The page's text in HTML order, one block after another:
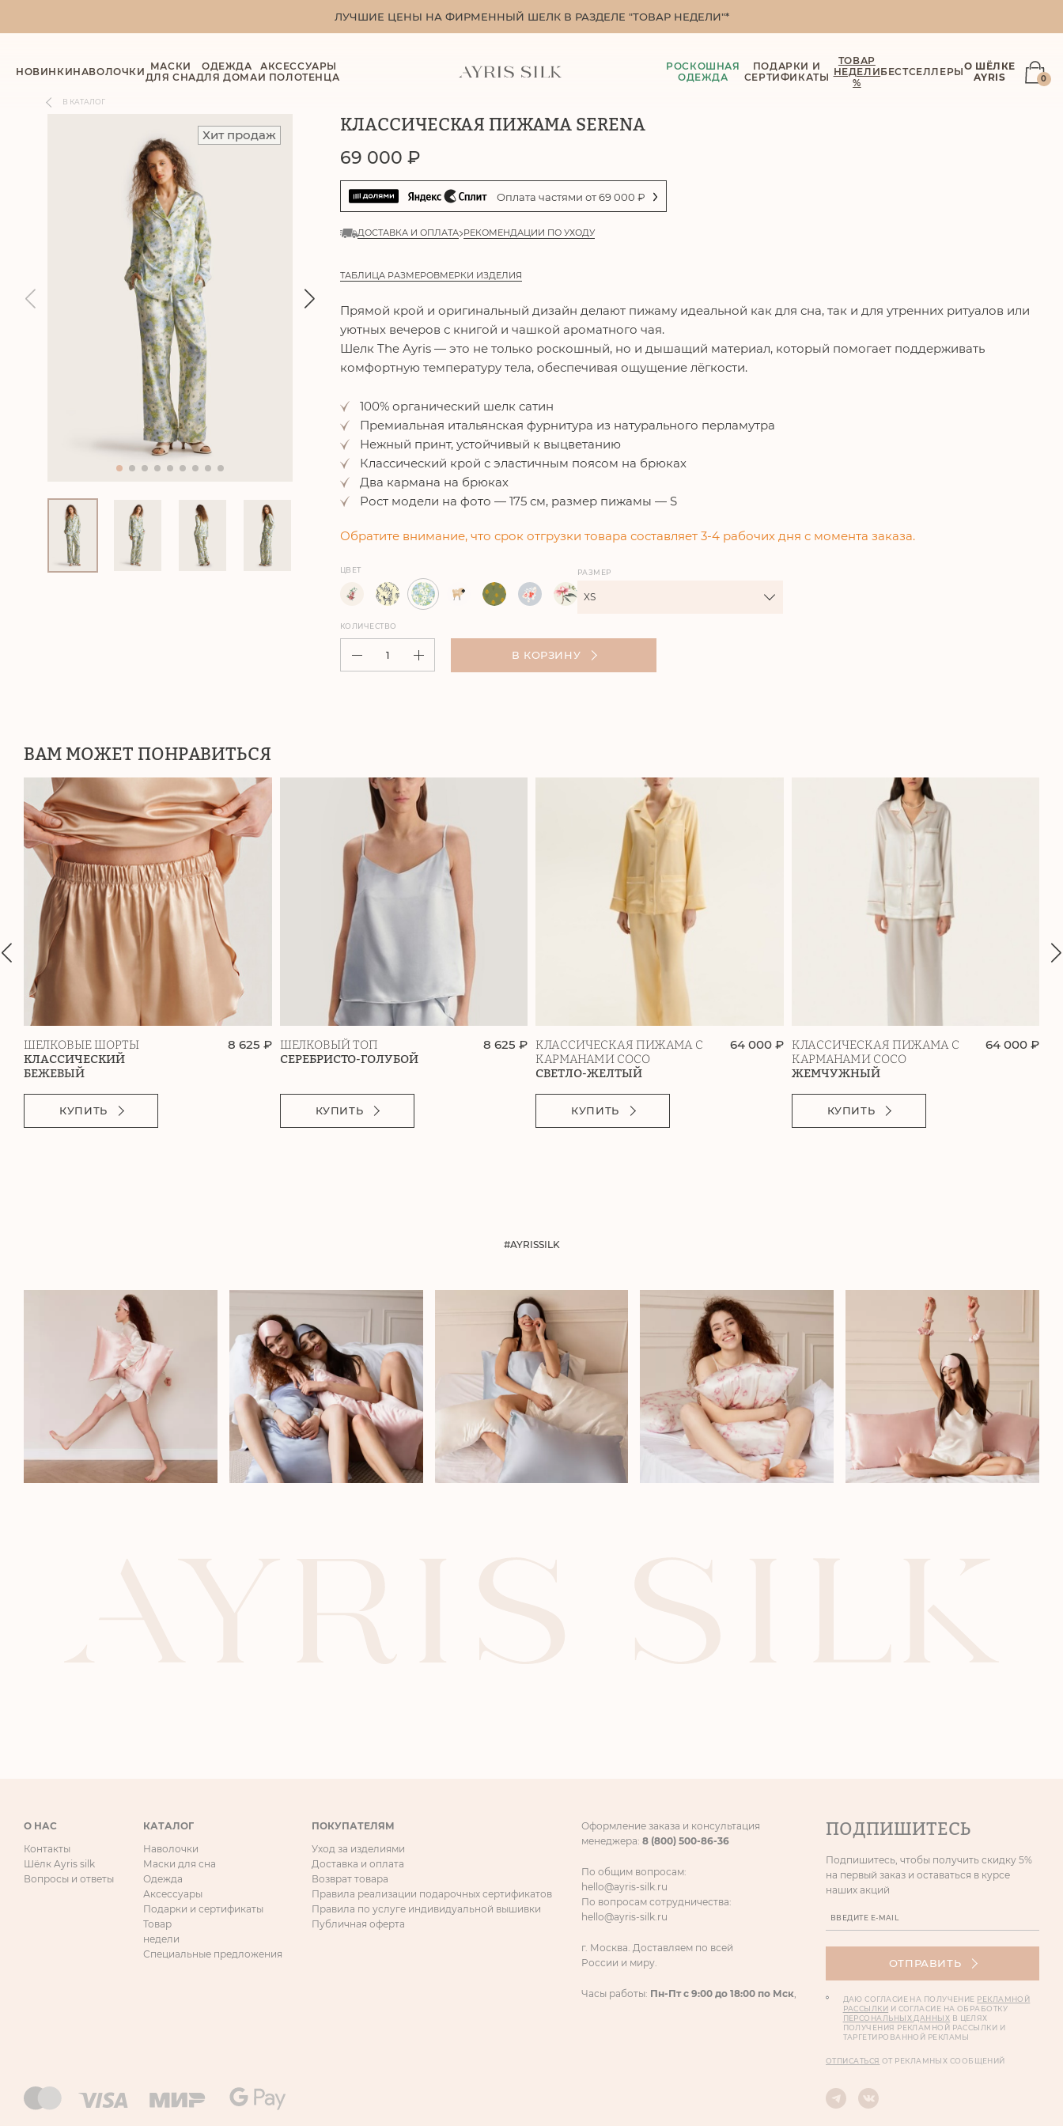
ЛУЧШИЕ ЦЕНЫ НА ФИРМЕННЫЙ ШЕЛК В РАЗДЕЛЕ "ТОВАР НЕДЕЛИ"*
НОВИНКИНАВОЛОЧКИ МАСКИ
ДЛЯ СНА
ОДЕЖДА
ДЛЯ ДОМА
АКСЕССУАРЫ
И ПОЛОТЕНЦА
РОСКОШНАЯ
ОДЕЖДА
ПОДАРКИ И
СЕРТИФИКАТЫ
ТОВАР
НЕДЕЛИ
%
БЕСТСЕЛЛЕРЫО ШЁЛКЕ
AYRIS
0
В КАТАЛОГ
Хит продаж
КЛАССИЧЕСКАЯ ПИЖАМА SERENA
69 000 ₽
Оплата частями от69 000 ₽
ДОСТАВКА И ОПЛАТА РЕКОМЕНДАЦИИ ПО УХОДУ
ТАБЛИЦА РАЗМЕРОВМЕРКИ ИЗДЕЛИЯ
Прямой крой и оригинальный дизайн делают пижаму идеальной как для сна, так и для утренних ритуалов или
уютных вечеров с книгой и чашкой ароматного чая.
Шелк The Ayris — это не только роскошный, но и дышащий материал, который помогает поддерживать
комфортную температуру тела, обеспечивая ощущение лёгкости.
100% органический шелк сатин
Премиальная итальянская фурнитура из натурального перламутра
Нежный принт, устойчивый к выцветанию
Классический крой с эластичным поясом на брюках
Два кармана на брюках
Рост модели на фото — 175 см, размер пижамы — S
Обратите внимание, что срок отгрузки товара составляет 3-4 рабочих дня с момента заказа.
ЦВЕТ РАЗМЕР
XS
КОЛИЧЕСТВО
В КОРЗИНУ
ВАМ МОЖЕТ ПОНРАВИТЬСЯ
ШЕЛКОВЫЕ ШОРТЫ
КЛАССИЧЕСКИЙ
БЕЖЕВЫЙ
8 625 ₽
КУПИТЬ
ШЕЛКОВЫЙ ТОП
СЕРЕБРИСТО-ГОЛУБОЙ
8 625 ₽
КУПИТЬ
КЛАССИЧЕСКАЯ ПИЖАМА С
КАРМАНАМИ COCO
СВЕТЛО-ЖЕЛТЫЙ
64 000 ₽
КУПИТЬ
КЛАССИЧЕСКАЯ ПИЖАМА С
КАРМАНАМИ COCO
ЖЕМЧУЖНЫЙ
64 000 ₽
КУПИТЬ
#AYRISSILK
О НАС
Контакты
Шёлк Ayris silk
Вопросы и ответы
КАТАЛОГ
Наволочки
Маски для сна
Одежда
Аксессуары
Подарки и сертификаты
Товар
недели
Специальные предложения
ПОКУПАТЕЛЯМ
Уход за изделиями
Доставка и оплата
Возврат товара
Правила реализации подарочных сертификатов
Правила по услуге индивидуальной вышивки
Публичная оферта
Оформление заказа и консультация
менеджера: 8 (800) 500-86-36
По общим вопросам:
hello@ayris-silk.ru
По вопросам сотрудничества:
hello@ayris-silk.ru
г. Москва. Доставляем по всей
России и миру.
Часы работы: Пн-Пт с 9:00 до 18:00 по Мск,
ПОДПИШИТЕСЬ
Подпишитесь, чтобы получить скидку 5%
на первый заказ и оставаться в курсе
наших акций
ОТПРАВИТЬ
ДАЮ СОГЛАСИЕ НА ПОЛУЧЕНИЕ РЕКЛАМНОЙ
РАССЫЛКИ И СОГЛАСИЕ НА ОБРАБОТКУ
ПЕРСОНАЛЬНЫХ ДАННЫХ В ЦЕЛЯХ
ПОЛУЧЕНИЯ РЕКЛАМНОЙ РАССЫЛКИ И
ТАРГЕТИРОВАННОЙ РЕКЛАМЫ
ОТПИСАТЬСЯ ОТ РЕКЛАМНЫХ СООБЩЕНИЙ